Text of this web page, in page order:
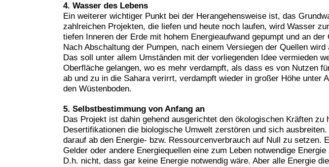
4. Wasser des Lebens
Ein weiterer wichtiger Punkt bei der Herangehensweise ist, das
zahlreichen Projekten, die liefen und heute noch laufen, wird Wasser
tiefen Inneren der Erde mit hohem Energieaufwand gepumpt und an
Nach Abschaltung der Pumpen, nach einem Versiegen der Quellen
Das soll unter allem Umständen mit der vorliegenden Idee vermieden
Oberfläche gelangen, wo es mehr verdampft, als dass es von Nutzen
ab und zu in die Sahara verirrt, verdampft wieder in großer Höhe unter
den Wüstenboden.
5. Selbstbestimmung von Anfang an
Das Projekt ist dahin gehend ausgerichtet den ökologischen Kräften
Desertifikationen die biologische Umwelt zerstören und sich
darauf ab den Energie- bzw. Ressourcenverbrauch auf Null zu
Gelder oder andere Energiequellen eine zum Leben notwendige
D.h. nicht, dass gar keine Energie notwendig wäre. Aber alle Energie